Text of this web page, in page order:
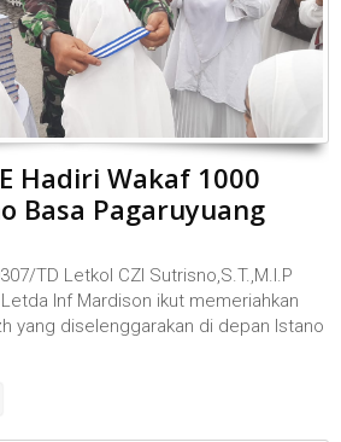
Hadiri Wakaf 1000
Basa Pagaruyuang
TD Letkol CZI Sutrisno,S.T.,M.I.P
Inf Mardison ikut memeriahkan
yang diselenggarakan di depan Istano